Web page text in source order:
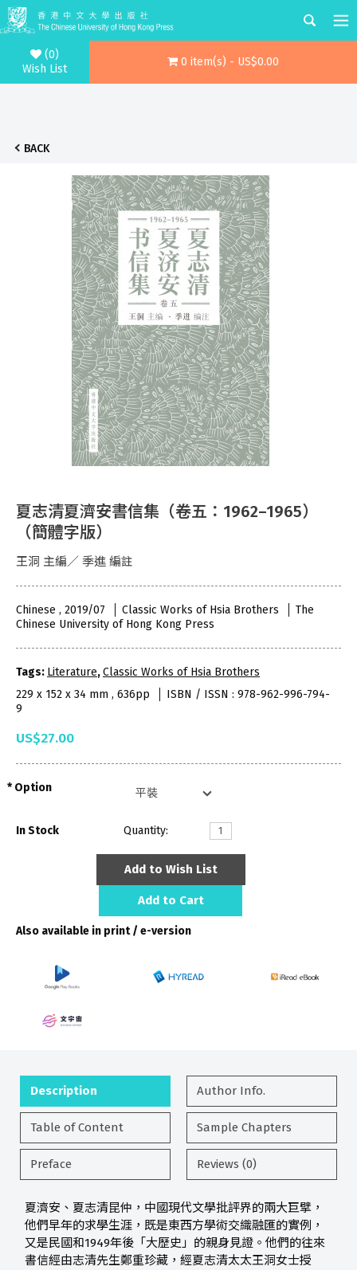
(0)
Wish List
0 item(s) - US$0.00
BACK
夏志清夏濟安書信集（卷五：1962–1965）
（簡體字版）
王洞 主編／ 季進 編註
Chinese , 2019/07 Classic Works of Hsia Brothers
The
Chinese University of Hong Kong Press
Tags: Literature,Classic Works of Hsia Brothers
229 x 152 x 34 mm , 636pp
ISBN / ISSN : 978-962-996-794-
9
US$27.00
Option
In Stock Quantity:
Add to Wish List
Add to Cart
Also available in print / e-version
Description Author Info.
Table of Content Sample Chapters
Preface Reviews (0)
夏濟安、夏志清昆仲，中國現代文學批評界的兩大巨擘，
他們早年的求學生涯，既是東西方學術交織融匯的實例，
又是民國和1949年後「大歷史」的親身見證。他們的往來
書信經由志清先生鄭重珍藏，經夏志清太太王洞女士授